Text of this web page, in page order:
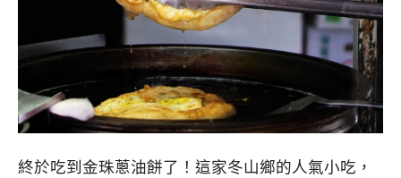
終於吃到金珠蔥油餅了！這家冬山鄉的人氣小吃，